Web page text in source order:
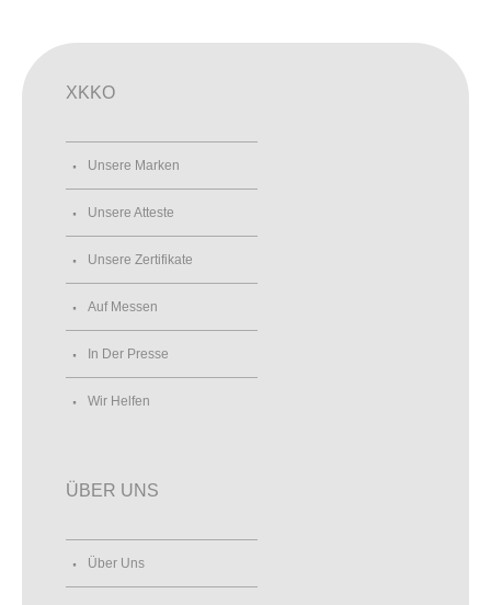
XKKO
Unsere Marken
Unsere Atteste
Unsere Zertifikate
Auf Messen
In Der Presse
Wir Helfen
ÜBER UNS
Über Uns